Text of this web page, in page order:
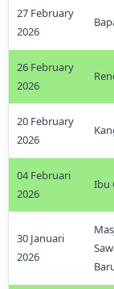
27 February
2026
26 February
2026
20 February
2026
04 Februari
2026
Ibu
30 Januari
2026